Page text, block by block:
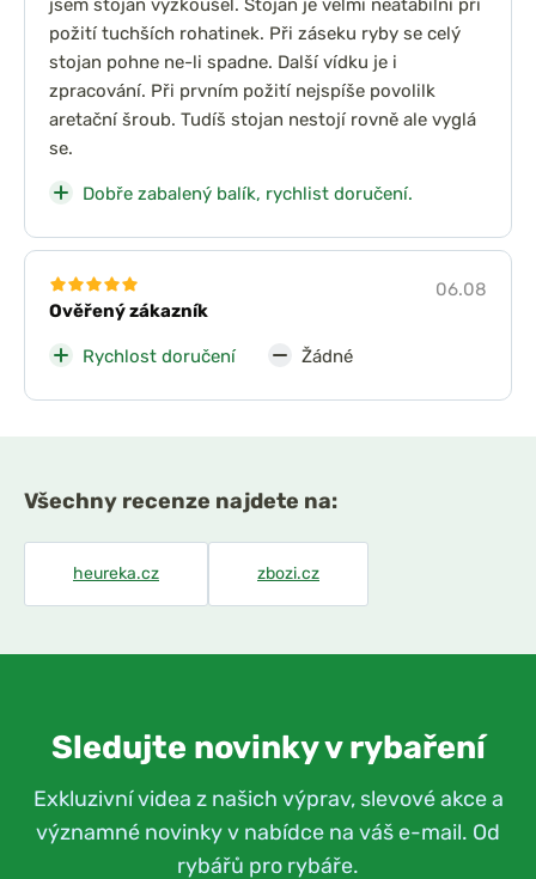
jsem stojan vyzkoušel. Stojan je velmi neatabilní při
požití tuchších rohatinek. Při záseku ryby se celý
stojan pohne ne-li spadne. Další vídku je i
zpracování. Při prvním požití nejspíše povolilk
aretační šroub. Tudíš stojan nestojí rovně ale vyglá
se.
Dobře zabalený balík, rychlist doručení.
Ověřený zákazník
06.08
Rychlost doručení Žádné
Všechny recenze najdete na:
heureka.cz zbozi.cz
Sledujte novinky v rybaření
Exkluzivní videa z našich výprav, slevové akce a
významné novinky v nabídce na váš e-mail. Od
rybářů pro rybáře.